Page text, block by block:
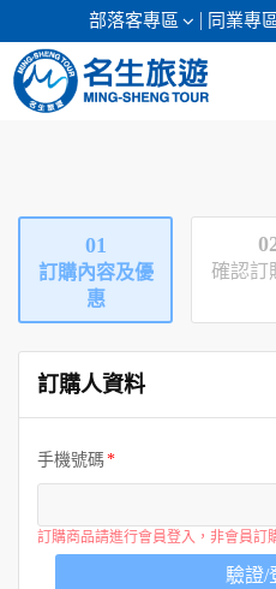
部落客專區 同業專區
日本專館
郵輪假期
海島假期
韓國
東南亞
01
訂購內容及優
惠
確認訂
訂購人資料
手機號碼
訂購商品請進行會員登入，非會員訂
驗證/